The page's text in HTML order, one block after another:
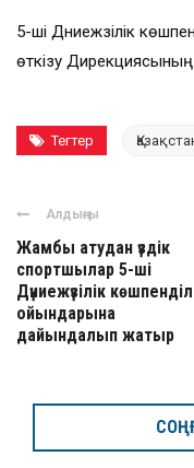
5-ші Дүниежүзілік
өткізу
Тегтер
Алдыңғы
Жамбы атудан үздік
спортшылар 5-ші
Дүниежүзілік
ойындарына
дайындалып жатыр